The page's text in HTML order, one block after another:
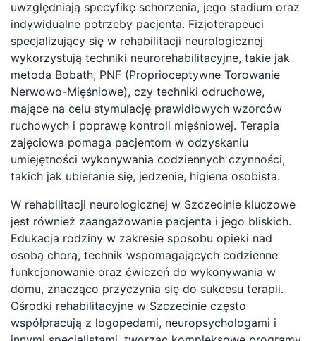
uwzględniają specyfikę schorzenia, jego stadium oraz
indywidualne potrzeby pacjenta. Fizjoterapeuci
specjalizujący się w rehabilitacji neurologicznej
wykorzystują techniki neurorehabilitacyjne, takie jak
metoda Bobath, PNF (Proprioceptywne Torowanie
Nerwowo-Mięśniowe), czy techniki odruchowe,
mające na celu stymulację prawidłowych wzorców
ruchowych i poprawę kontroli mięśniowej. Terapia
zajęciowa pomaga pacjentom w odzyskaniu
umiejętności wykonywania codziennych czynności,
takich jak ubieranie się, jedzenie, higiena osobista.
W rehabilitacji neurologicznej w Szczecinie kluczowe
jest również zaangażowanie pacjenta i jego bliskich.
Edukacja rodziny w zakresie sposobu opieki nad
osobą chorą, technik wspomagających codzienne
funkcjonowanie oraz ćwiczeń do wykonywania w
domu, znacząco przyczynia się do sukcesu terapii.
Ośrodki rehabilitacyjne w Szczecinie często
współpracują z logopedami, neuropsychologami i